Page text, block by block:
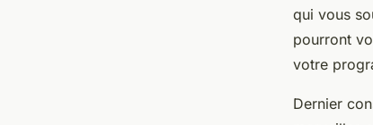
qui vous
pourront
votre
Dernier